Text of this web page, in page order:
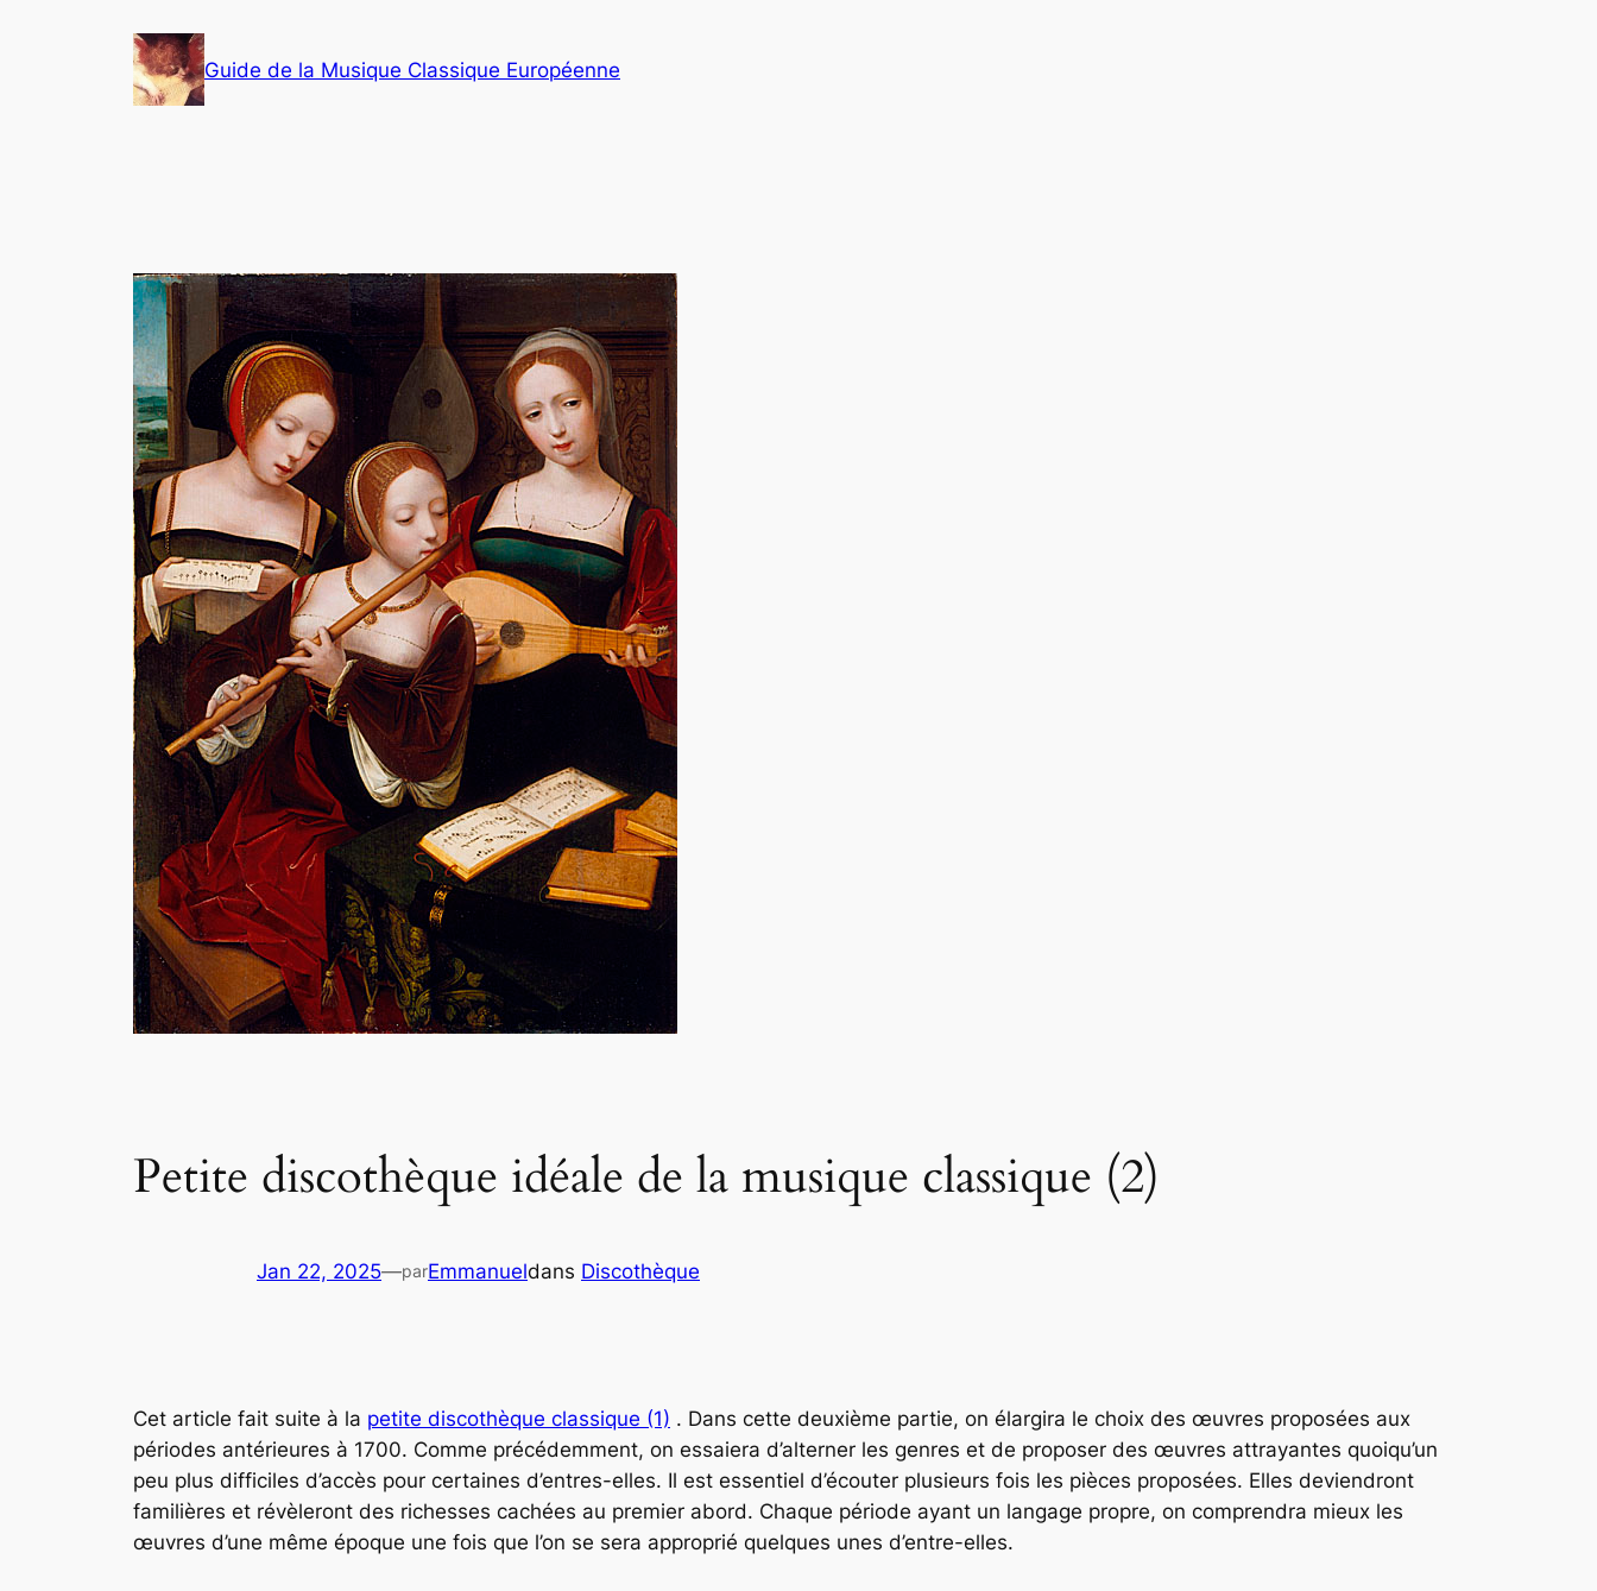
Guide de la Musique Classique Européenne
Petite discothèque idéale de la musique classique (2)
Jan 22, 2025—parEmmanueldans Discothèque
Cet article fait suite à la petite discothèque classique (1) . Dans cette deuxième partie, on élargira le choix des œuvres proposées aux
périodes antérieures à 1700. Comme précédemment, on essaiera d’alterner les genres et de proposer des œuvres attrayantes quoiqu’un
peu plus difficiles d’accès pour certaines d’entres-elles. Il est essentiel d’écouter plusieurs fois les pièces proposées. Elles deviendront
familières et révèleront des richesses cachées au premier abord. Chaque période ayant un langage propre, on comprendra mieux les
œuvres d’une même époque une fois que l’on se sera approprié quelques unes d’entre-elles.